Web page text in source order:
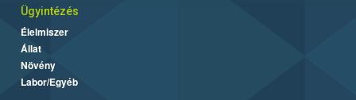
Ügyintézés
Élelmiszer
Állat
Növény
Labor/Egyéb